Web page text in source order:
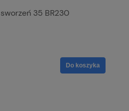
35 BR230
Do koszyka